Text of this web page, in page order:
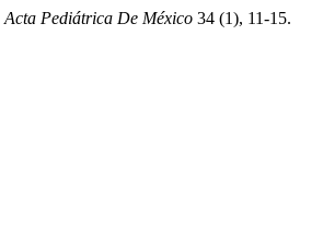
Acta Pediátrica De México 34 (1), 11-15.